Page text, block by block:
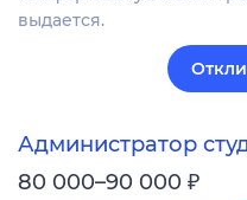
выдается.
Администратор
80 000–90 000 ₽